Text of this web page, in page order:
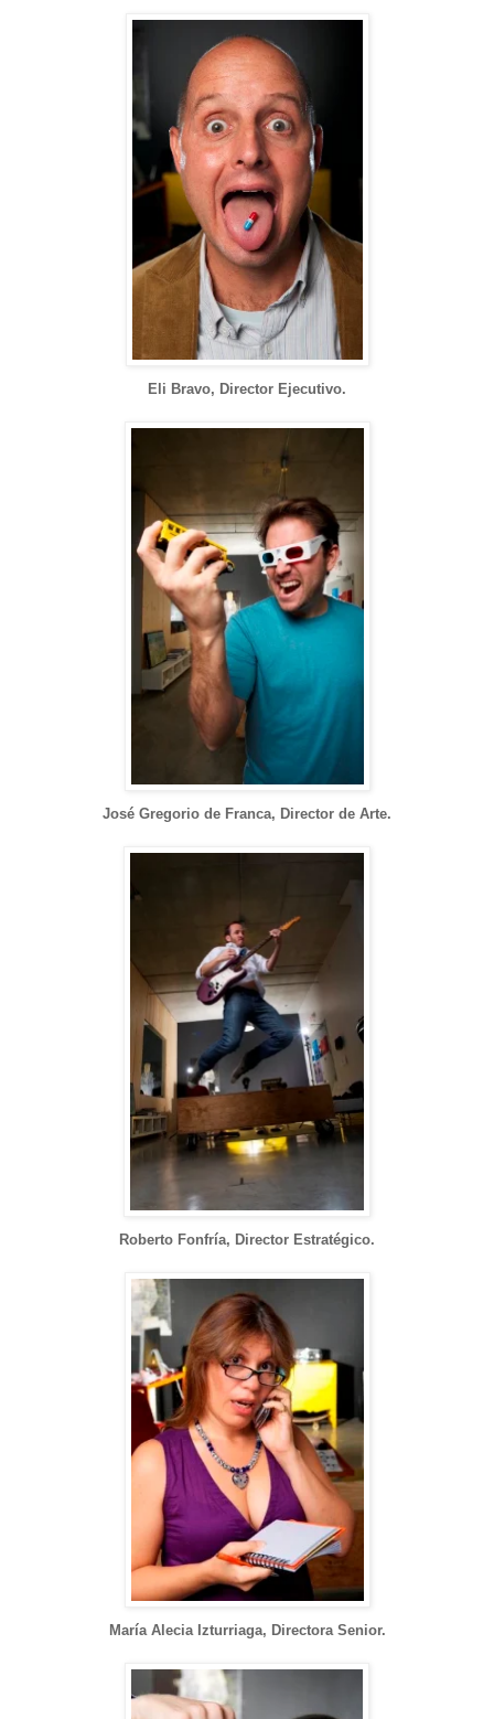
Eli Bravo, Director Ejecutivo.
José Gregorio de Franca, Director de Arte.
Roberto Fonfría, Director Estratégico.
María Alecia Izturriaga, Directora Senior.